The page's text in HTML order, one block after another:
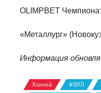
OLIMPBET
«Металлург»
Информация
Хоккей #ВХЛ